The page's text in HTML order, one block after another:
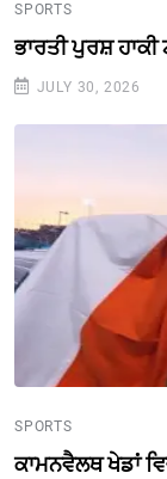
SPORTS
ਭਾਰਤੀ ਪੁਰਸ਼
JULY 30, 2026
SPORTS
ਕਾਮਨਵੈਲਥ ਖੇਡਾਂ